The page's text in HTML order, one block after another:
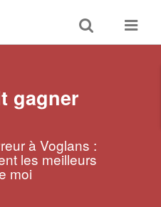
Toggle
search
Toggle
gagner
à Voglans :
les meilleurs
moi